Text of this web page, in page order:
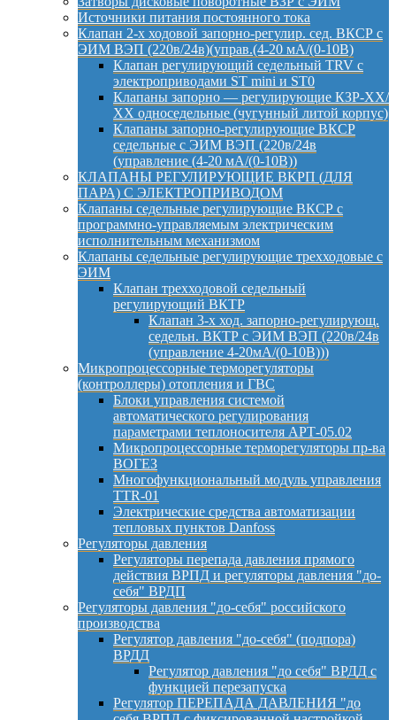
Источники питания постоянного тока
Клапан 2-х ходовой запорно-регулир. сед. ВКСР с
ЭИМ ВЭП (220в/24в)(управ.(4-20 мА/(0-10В)
Клапан регулирующий седельный TRV с
электроприводами ST mini и ST0
Клапаны запорно — регулирующие КЗР-ХХ/
ХХ односедельные (чугунный литой корпус)
Клапаны запорно-регулирующие ВКСР
седельные с ЭИМ ВЭП (220в/24в
(управление (4-20 мА/(0-10В))
КЛАПАНЫ РЕГУЛИРУЮЩИЕ ВКРП (ДЛЯ
ПАРА) С ЭЛЕКТРОПРИВОДОМ
Клапаны седельные регулирующие ВКСР с
программно-управляемым электрическим
исполнительным механизмом
Клапаны седельные регулирующие трехходовые с
ЭИМ
Клапан трехходовой седельный
регулирующий ВКТР
Клапан 3-х ход. запорно-регулирующ.
седельн. ВКТР с ЭИМ ВЭП (220в/24в
(управление 4-20мА/(0-10В)))
Микропроцессорные терморегуляторы
(контроллеры) отопления и ГВС
Блоки управления системой
автоматического регулирования
параметрами теплоносителя АРТ-05.02
Микропроцессорные терморегуляторы пр-ва
ВОГЕЗ
Многофункциональный модуль управления
TTR-01
Электрические средства автоматизации
тепловых пунктов Danfoss
Регуляторы давления
Регуляторы перепада давления прямого
действия ВРПД и регуляторы давления "до-
себя" ВРДП
Регуляторы давления "до-себя" российского
производства
Регулятор давления "до-себя" (подпора)
ВРДД
Регулятор давления "до себя" ВРДД с
функцией перезапуска
Регулятор ПЕРЕПАДА ДАВЛЕНИЯ "до